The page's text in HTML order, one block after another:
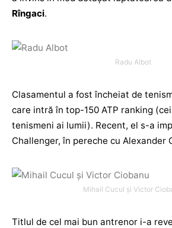
Rîngaci.
Radu Albot
Clasamentul a fost încheiat de
care intră în top-150 ATP ranking
tenismeni ai lumii). Recent, el s-a
Challenger, în pereche cu Alexander
Mihail Cucul și Victor
Titlul de cel mai bun antrenor i-a